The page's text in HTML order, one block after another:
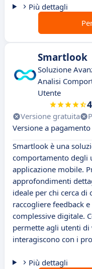
Più dettagli
Smartlook
Soluzione
Analisi
Utente
Versione gratuita
Versione a
Smartlook è una
comportamento degli
applicazione mobile.
approfondimenti
ideale per chi cerca di
raccogliere feedback
complessive digitale.
permette agli utenti di
interagiscono con i
Più dettagli